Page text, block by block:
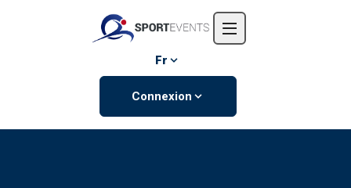
L'entreprise
Événements
Fr
Connexion